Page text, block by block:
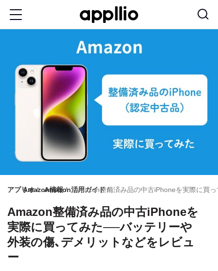
アプリオAmazon情報Amazon活用ガイドAmazon整備済み品の中古iPhoneを実際に買
Amazon整備済み品の中古iPhoneを
実際に買ってみた──バッテリーや
外装の傷、デメリットなどをレビュ
ー